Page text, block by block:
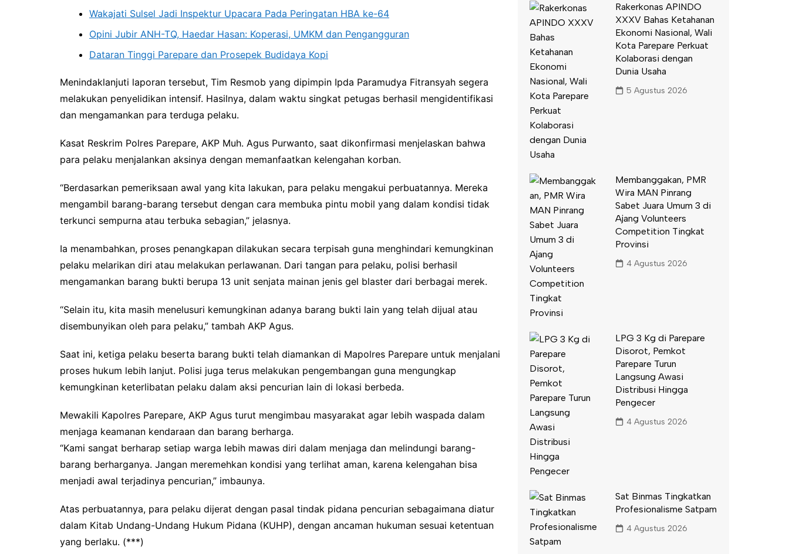
Wakajati Sulsel Jadi Inspektur Upacara Pada Peringatan HBA ke-64
Opini Jubir ANH-TQ, Haedar Hasan: Koperasi, UMKM dan Pengangguran
Dataran Tinggi Parepare dan Prosepek Budidaya Kopi
Menindaklanjuti laporan tersebut, Tim Resmob yang dipimpin Ipda Paramudya Fitransyah segera
melakukan penyelidikan intensif. Hasilnya, dalam waktu singkat petugas berhasil mengidentifikasi
dan mengamankan para terduga pelaku.
Kasat Reskrim Polres Parepare, AKP Muh. Agus Purwanto, saat dikonfirmasi menjelaskan bahwa
para pelaku menjalankan aksinya dengan memanfaatkan kelengahan korban.
“Berdasarkan pemeriksaan awal yang kita lakukan, para pelaku mengakui perbuatannya. Mereka
mengambil barang-barang tersebut dengan cara membuka pintu mobil yang dalam kondisi tidak
terkunci sempurna atau terbuka sebagian,” jelasnya.
Ia menambahkan, proses penangkapan dilakukan secara terpisah guna menghindari kemungkinan
pelaku melarikan diri atau melakukan perlawanan. Dari tangan para pelaku, polisi berhasil
mengamankan barang bukti berupa 13 unit senjata mainan jenis gel blaster dari berbagai merek.
“Selain itu, kita masih menelusuri kemungkinan adanya barang bukti lain yang telah dijual atau
disembunyikan oleh para pelaku,” tambah AKP Agus.
Saat ini, ketiga pelaku beserta barang bukti telah diamankan di Mapolres Parepare untuk menjalani
proses hukum lebih lanjut. Polisi juga terus melakukan pengembangan guna mengungkap
kemungkinan keterlibatan pelaku dalam aksi pencurian lain di lokasi berbeda.
Mewakili Kapolres Parepare, AKP Agus turut mengimbau masyarakat agar lebih waspada dalam
menjaga keamanan kendaraan dan barang berharga.
“Kami sangat berharap setiap warga lebih mawas diri dalam menjaga dan melindungi barang-
barang berharganya. Jangan meremehkan kondisi yang terlihat aman, karena kelengahan bisa
menjadi awal terjadinya pencurian,” imbaunya.
Atas perbuatannya, para pelaku dijerat dengan pasal tindak pidana pencurian sebagaimana diatur
dalam Kitab Undang-Undang Hukum Pidana (KUHP), dengan ancaman hukuman sesuai ketentuan
yang berlaku. (***)
Rakerkonas APINDO
XXXV Bahas Ketahanan
Ekonomi Nasional, Wali
Kota Parepare Perkuat
Kolaborasi dengan
Dunia Usaha
5 Agustus 2026
Membanggakan, PMR
Wira MAN Pinrang
Sabet Juara Umum 3 di
Ajang Volunteers
Competition Tingkat
Provinsi
4 Agustus 2026
LPG 3 Kg di Parepare
Disorot, Pemkot
Parepare Turun
Langsung Awasi
Distribusi Hingga
Pengecer
4 Agustus 2026
Sat Binmas Tingkatkan
Profesionalisme Satpam
4 Agustus 2026